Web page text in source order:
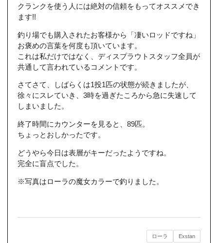
クランクを使う人には絶対の信頼をもってオススメでき
ます!!
釣り場でも購入されたお客様から「凄いロッドですね」
お褒めの言葉を何度も頂いています。
これは私だけではなく、ディスプラウトスタッフ全員が
共通して言われているコメントです。
さてさて、しばらくは1投1匹の状態が続きましたが、
徐々にスレていき、3時を過ぎたころから急に失速して
しまいました。
終了時間にカウンターを見ると、89匹。
ちょっとおしかったです。
どうやら今日は表層がキーだったようですね。
完全に盲点でした。
※写真はローラの魔女カラーで釣りました。
ローラ Exstan